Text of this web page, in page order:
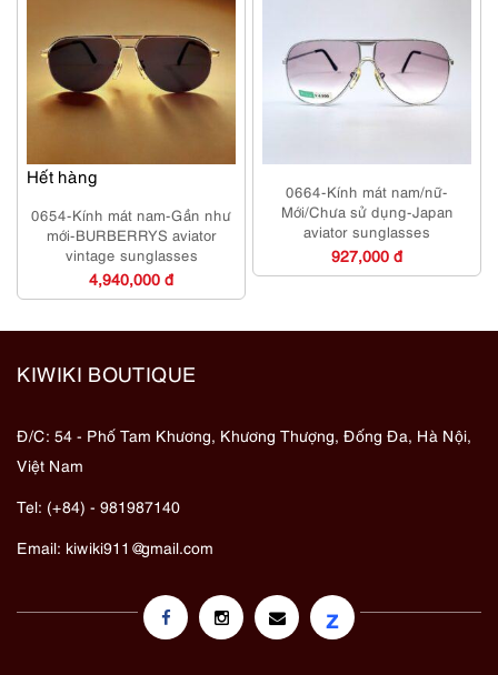
Hết hàng
0654-Kính mát nam-Gần như
mới-BURBERRYS aviator
vintage sunglasses
4,940,000 đ
0664-Kính mát nam/nữ-
Mới/Chưa sử dụng-Japan
aviator sunglasses
927,000 đ
KIWIKI BOUTIQUE
Đ/C: 54 - Phố Tam Khương, Khương Thượng, Đống Đa, Hà Nội,
Việt Nam
Tel: (+84) - 981987140
Email: kiwiki911@gmail.com
z